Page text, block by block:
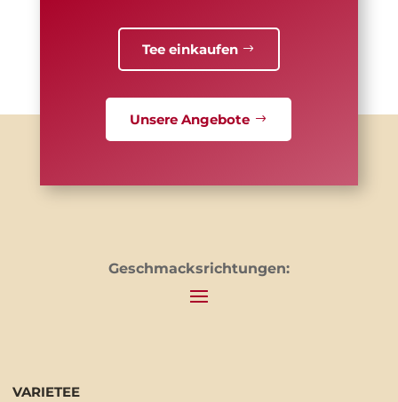
Tee einkaufen
Unsere Angebote
Geschmacksrichtungen:
VARIETEE